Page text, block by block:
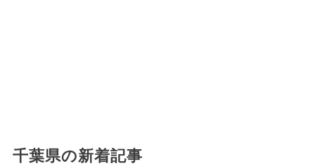
千葉県の新着記事